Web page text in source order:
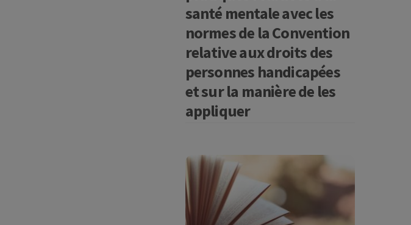
santé mentale avec les
normes de la Convention
relative aux droits des
personnes handicapées
et sur la manière de les
appliquer